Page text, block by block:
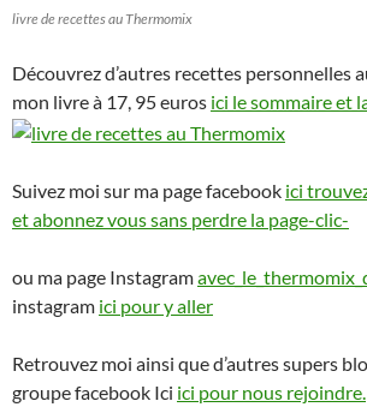
livre de recettes au Thermomix
Découvrez d’autres recettes personnelles
mon livre à 17, 95 euros ici le sommaire et
Suivez moi sur ma page facebook ici
et abonnez vous sans perdre la page-clic-
ou ma page Instagram
instagram ici pour y aller
Retrouvez moi ainsi que d’autres supers
groupe facebook Ici ici pour nous rejoindre.